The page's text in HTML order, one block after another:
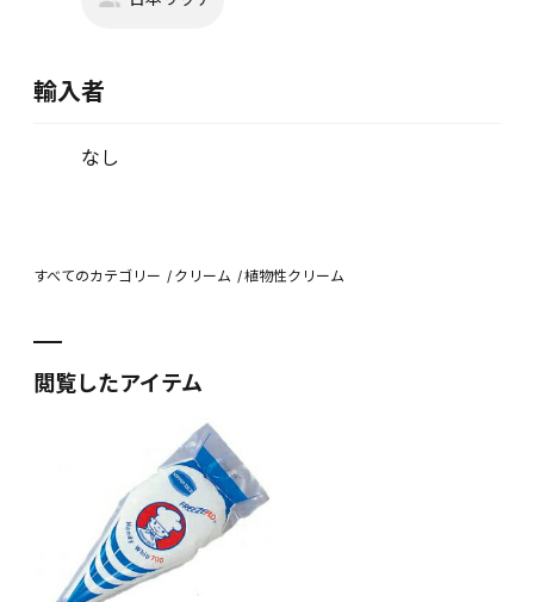
輸入者
なし
すべてのカテゴリー クリーム 植物性クリーム
閲覧したアイテム